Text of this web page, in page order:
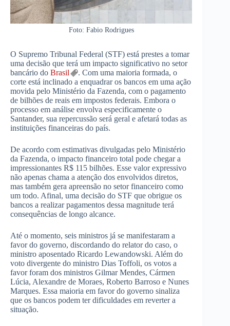
Foto: Fabio Rodrigues
O Supremo Tribunal Federal (STF) está prestes a tomar
uma decisão que terá um impacto significativo no setor
bancário do Brasil
. Com uma maioria formada, o
corte está inclinado a enquadrar os bancos em uma ação
movida pelo Ministério da Fazenda, com o pagamento
de bilhões de reais em impostos federais. Embora o
processo em análise envolva especificamente o
Santander, sua repercussão será geral e afetará todas as
instituições financeiras do país.
De acordo com estimativas divulgadas pelo Ministério
da Fazenda, o impacto financeiro total pode chegar a
impressionantes R$ 115 bilhões. Esse valor expressivo
não apenas chama a atenção dos envolvidos diretos,
mas também gera apreensão no setor financeiro como
um todo. Afinal, uma decisão do STF que obrigue os
bancos a realizar pagamentos dessa magnitude terá
consequências de longo alcance.
Até o momento, seis ministros já se manifestaram a
favor do governo, discordando do relator do caso, o
ministro aposentado Ricardo Lewandowski. Além do
voto divergente do ministro Dias Toffoli, os votos a
favor foram dos ministros Gilmar Mendes, Cármen
Lúcia, Alexandre de Moraes, Roberto Barroso e Nunes
Marques. Essa maioria em favor do governo sinaliza
que os bancos podem ter dificuldades em reverter a
situação.